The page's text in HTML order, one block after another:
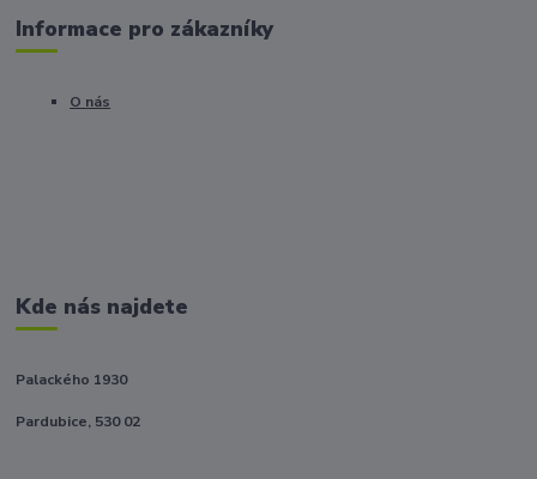
Informace pro zákazníky
O nás
Kde nás najdete
Palackého 1930
Pardubice, 530 02